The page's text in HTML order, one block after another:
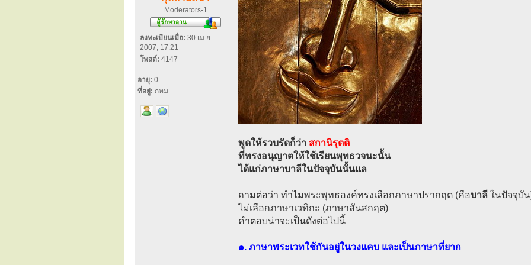
Moderators-1
ลงทะเบียนเมื่อ: 30 เม.ย.
2007, 17:21
โพสต์: 4147
อายุ: 0
ที่อยู่: กทม.
พูดให้รวบรัดก็ว่า สกานิรุตติ
ที่ทรงอนุญาตให้ใช้เรียนพุทธวจนะนั้น
ได้แก่ภาษาบาลีในปัจจุบันนั้นแล
ถามต่อว่า ทำไมพระพุทธองค์ทรงเลือกภาษาปรากฤต (คือบาลี ในปัจจุบั
ไม่เลือกภาษาเวทิกะ (ภาษาสันสกฤต)
คำตอบน่าจะเป็นดังต่อไปนี้
๑. ภาษาพระเวทใช้กันอยู่ในวงแคบ และเป็นภาษาที่ยาก